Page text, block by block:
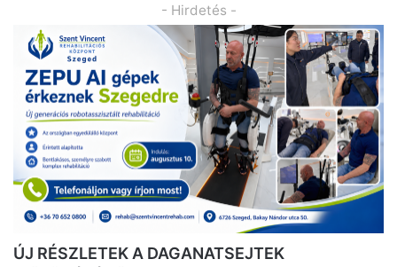
- Hirdetés -
ÚJ RÉSZLETEK A DAGANATSEJTEK